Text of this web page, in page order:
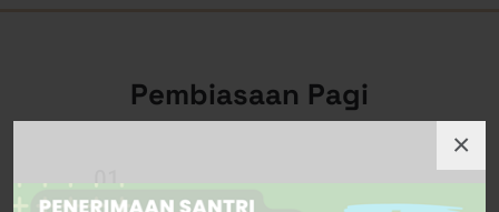
×
Pembiasaan Pagi
01